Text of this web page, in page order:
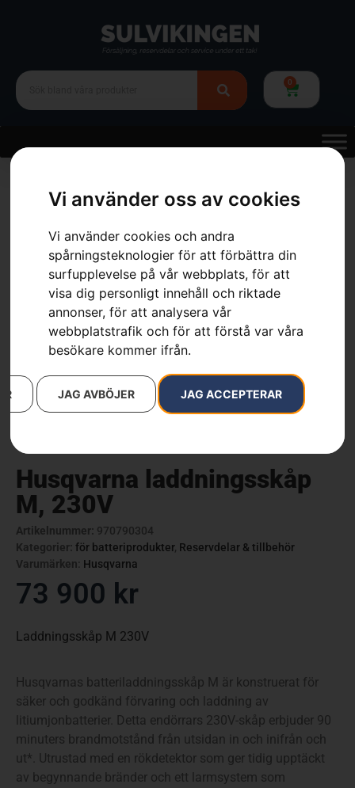
Vi använder oss av cookies
Vi använder cookies och andra
spårningsteknologier för att förbättra din
surfupplevelse på vår webbplats, för att
visa dig personligt innehåll och riktade
annonser, för att analysera vår
webbplatstrafik och för att förstå var våra
besökare kommer ifrån.
JAG ACCEPTERAR
JAG AVBÖJER
0
Husqvarna laddningsskåp M, 230V
Husqvarna laddningsskåp
M, 230V
Artikelnummer: 970790304
Kategorier: för batteriprodukter, Reservdelar & tillbehör
Varumärken Husqvarna
73 900 kr
Laddningsskåp M 230V
Husqvarnas batteriladdningsskåp M är konstruerat för
säker och godkänd förvaring och laddning av
litiumjonbatterier. Detta endörrars 230V-skåp erbjuder 90
minuters brandmotstånd från utsidan in och inifrån och
ut*. Utrustad med en rökdetektor som ger tidig upptäckt
av begynnande bränder och ett larmsystem som